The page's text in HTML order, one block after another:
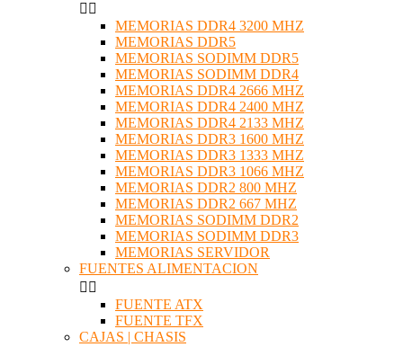
 
MEMORIAS DDR4 3200 MHZ
MEMORIAS DDR5
MEMORIAS SODIMM DDR5
MEMORIAS SODIMM DDR4
MEMORIAS DDR4 2666 MHZ
MEMORIAS DDR4 2400 MHZ
MEMORIAS DDR4 2133 MHZ
MEMORIAS DDR3 1600 MHZ
MEMORIAS DDR3 1333 MHZ
MEMORIAS DDR3 1066 MHZ
MEMORIAS DDR2 800 MHZ
MEMORIAS DDR2 667 MHZ
MEMORIAS SODIMM DDR2
MEMORIAS SODIMM DDR3
MEMORIAS SERVIDOR
FUENTES ALIMENTACION
 
FUENTE ATX
FUENTE TFX
CAJAS | CHASIS